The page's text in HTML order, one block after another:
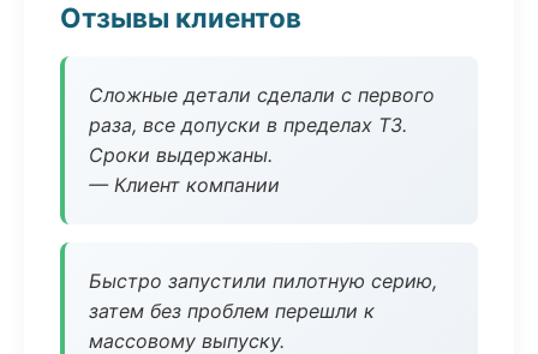
Отзывы клиентов
Сложные детали сделали с первого
раза, все допуски в пределах ТЗ.
Сроки выдержаны.
— Клиент компании
Быстро запустили пилотную серию,
затем без проблем перешли к
массовому выпуску.